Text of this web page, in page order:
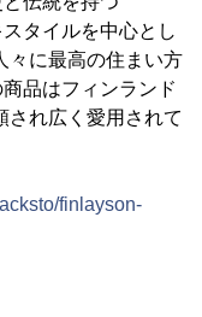
タイルを中心とし
々に最高の住まい方
品はフィンランド
され広く愛用されて
finlayson-